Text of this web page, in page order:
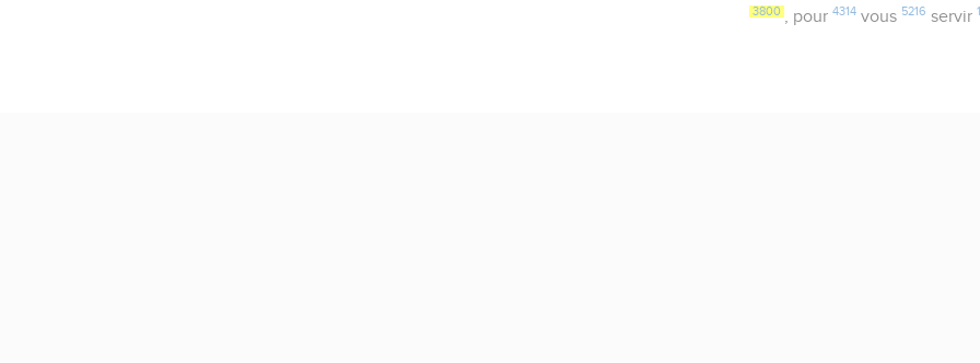
3800 , pour4314 vous 5216 servir